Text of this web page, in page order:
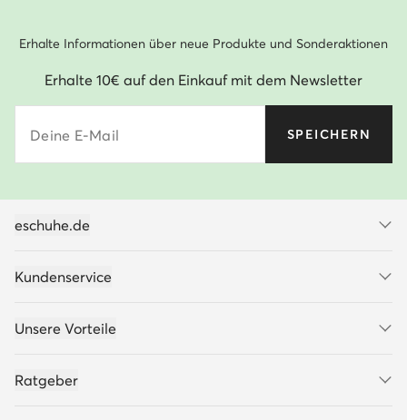
Erhalte Informationen über neue Produkte und Sonderaktionen
Erhalte 10€ auf den Einkauf mit dem Newsletter
Deine E-Mail SPEICHERN
eschuhe.de
Kundenservice
Unsere Vorteile
Ratgeber